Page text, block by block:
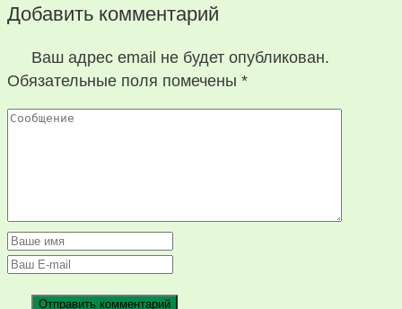
Добавить комментарий
Ваш адрес email не будет опубликован.
Обязательные поля помечены *